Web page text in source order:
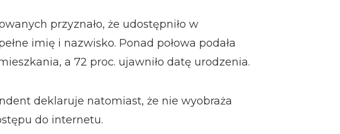
przyznało, że udostępniło w
imię i nazwisko. Ponad połowa podała
a 72 proc. ujawniło datę urodzenia.
deklaruje natomiast, że nie wyobraża
do internetu.